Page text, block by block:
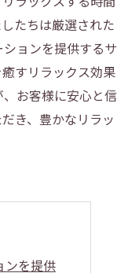
たちは厳選された
ョンを提供するサ
すリラックス効果
お客様に安心と信
き、豊かなリラッ
ンを提供